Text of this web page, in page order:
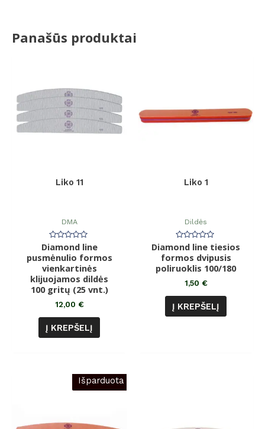
Panašūs produktai
Liko 11
DMA
Įvertinimas:
0
iš
5
Diamond line
pusmėnulio formos
vienkartinės
klijuojamos dildės
100 gritų (25 vnt.)
12,00 €
Į KREPŠELĮ
Liko 1
Dildės
Įvertinimas:
0
iš
5
Diamond line tiesios
formos dvipusis
poliruoklis 100/180
1,50 €
Į KREPŠELĮ
Išparduota